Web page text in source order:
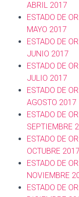
ABRIL 2017
ESTADO DE
MAYO 2017
ESTADO DE
JUNIO 2017
ESTADO DE
JULIO 2017
ESTADO DE
AGOSTO 2017
ESTADO DE
SEPTIEMBRE
ESTADO DE
OCTUBRE 2017
ESTADO DE
NOVIEMBRE
ESTADO DE